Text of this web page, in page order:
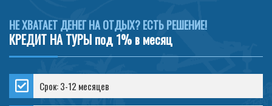
НЕ ХВАТАЕТ ДЕНЕГ НА ОТДЫХ? ЕСТЬ РЕШЕНИЕ!
КРЕДИТ НА ТУРЫ под 1% в месяц
Срок: 3-12 месяцев